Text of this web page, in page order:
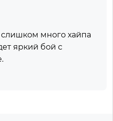
много хайпа
яркий бой с